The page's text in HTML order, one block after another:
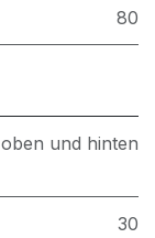
80
oben und hinten
30